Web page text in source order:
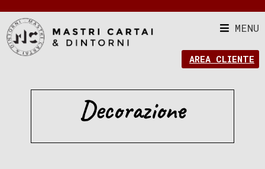
MENU
AREA CLIENTE
Decorazione